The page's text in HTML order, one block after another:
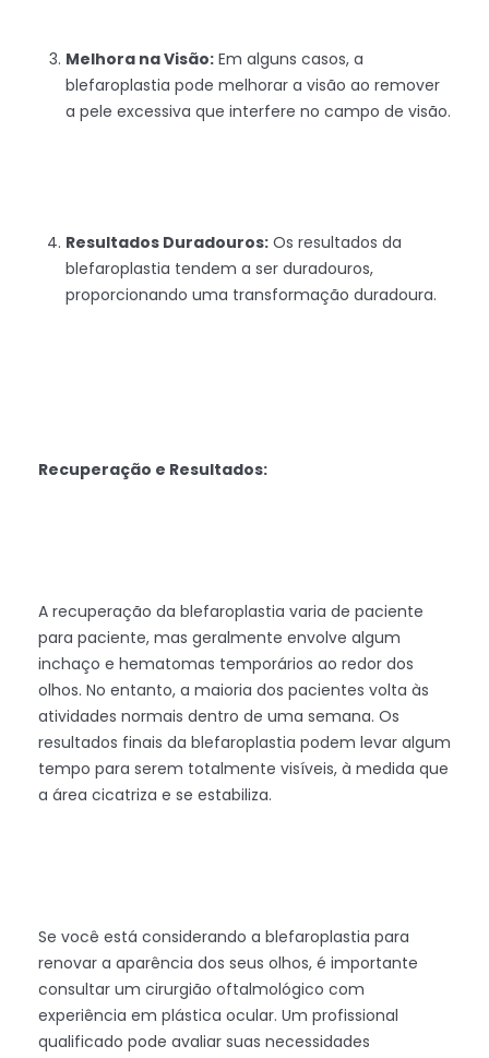
Melhora na Visão: Em alguns casos, a
blefaroplastia pode melhorar a visão ao remover
a pele excessiva que interfere no campo de visão.
Resultados Duradouros: Os resultados da
blefaroplastia tendem a ser duradouros,
proporcionando uma transformação duradoura.
Recuperação e Resultados:
A recuperação da blefaroplastia varia de paciente
para paciente, mas geralmente envolve algum
inchaço e hematomas temporários ao redor dos
olhos. No entanto, a maioria dos pacientes volta às
atividades normais dentro de uma semana. Os
resultados finais da blefaroplastia podem levar algum
tempo para serem totalmente visíveis, à medida que
a área cicatriza e se estabiliza.
Se você está considerando a blefaroplastia para
renovar a aparência dos seus olhos, é importante
consultar um cirurgião oftalmológico com
experiência em plástica ocular. Um profissional
qualificado pode avaliar suas necessidades